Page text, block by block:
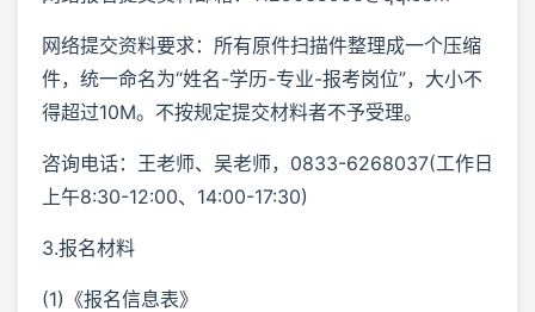
网络提交资料要求：所有原件扫描件整理成一个压缩
件，统一命名为“姓名-学历-专业-报考岗位”，大小不
得超过10M。不按规定提交材料者不予受理。
咨询电话：王老师、吴老师，0833-6268037(工作日
上午8:30-12:00、14:00-17:30)
3.报名材料
(1)《报名信息表》